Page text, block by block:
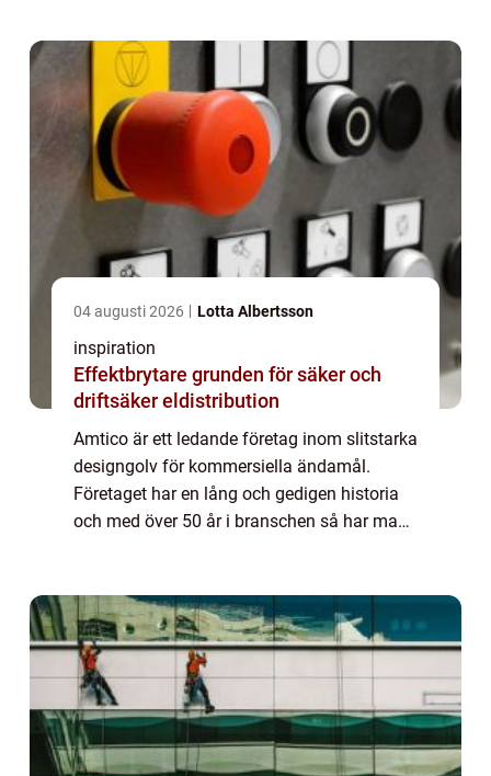
04 augusti 2026 Lotta Albertsson
inspiration
Effektbrytare grunden för säker och
driftsäker eldistribution
Amtico är ett ledande företag inom slitstarka
designgolv för kommersiella ändamål.
Företaget har en lång och gedigen historia
och med över 50 år i branschen så har man